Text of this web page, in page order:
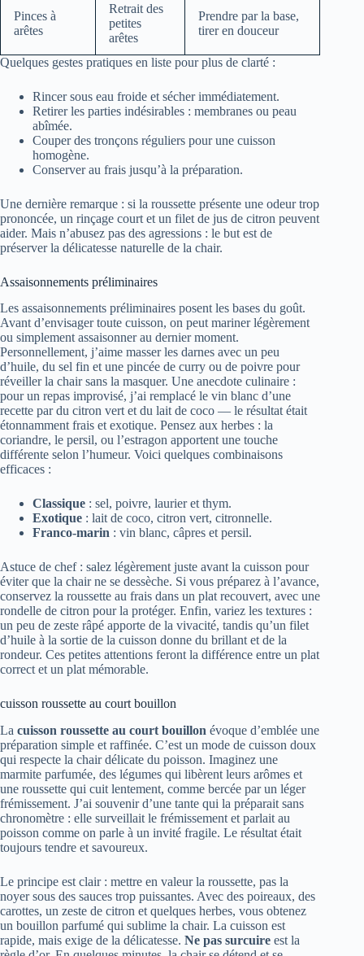
Pinces à
arêtes
Retrait des
petites
arêtes
Prendre par la base,
tirer en douceur
Quelques gestes pratiques en liste pour plus de clarté :
Rincer sous eau froide et sécher immédiatement.
Retirer les parties indésirables : membranes ou peau
abîmée.
Couper des tronçons réguliers pour une cuisson
homogène.
Conserver au frais jusqu’à la préparation.
Une dernière remarque : si la roussette présente une odeur trop
prononcée, un rinçage court et un filet de jus de citron peuvent
aider. Mais n’abusez pas des agressions : le but est de
préserver la délicatesse naturelle de la chair.
Assaisonnements préliminaires
Les assaisonnements préliminaires posent les bases du goût.
Avant d’envisager toute cuisson, on peut mariner légèrement
ou simplement assaisonner au dernier moment.
Personnellement, j’aime masser les darnes avec un peu
d’huile, du sel fin et une pincée de curry ou de poivre pour
réveiller la chair sans la masquer. Une anecdote culinaire :
pour un repas improvisé, j’ai remplacé le vin blanc d’une
recette par du citron vert et du lait de coco — le résultat était
étonnamment frais et exotique. Pensez aux herbes : la
coriandre, le persil, ou l’estragon apportent une touche
différente selon l’humeur. Voici quelques combinaisons
efficaces :
Classique : sel, poivre, laurier et thym.
Exotique : lait de coco, citron vert, citronnelle.
Franco-marin : vin blanc, câpres et persil.
Astuce de chef : salez légèrement juste avant la cuisson pour
éviter que la chair ne se dessèche. Si vous préparez à l’avance,
conservez la roussette au frais dans un plat recouvert, avec une
rondelle de citron pour la protéger. Enfin, variez les textures :
un peu de zeste râpé apporte de la vivacité, tandis qu’un filet
d’huile à la sortie de la cuisson donne du brillant et de la
rondeur. Ces petites attentions feront la différence entre un plat
correct et un plat mémorable.
cuisson roussette au court bouillon
La cuisson roussette au court bouillon évoque d’emblée une
préparation simple et raffinée. C’est un mode de cuisson doux
qui respecte la chair délicate du poisson. Imaginez une
marmite parfumée, des légumes qui libèrent leurs arômes et
une roussette qui cuit lentement, comme bercée par un léger
frémissement. J’ai souvenir d’une tante qui la préparait sans
chronomètre : elle surveillait le frémissement et parlait au
poisson comme on parle à un invité fragile. Le résultat était
toujours tendre et savoureux.
Le principe est clair : mettre en valeur la roussette, pas la
noyer sous des sauces trop puissantes. Avec des poireaux, des
carottes, un zeste de citron et quelques herbes, vous obtenez
un bouillon parfumé qui sublime la chair. La cuisson est
rapide, mais exige de la délicatesse. Ne pas surcuire est la